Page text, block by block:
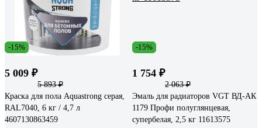
-15%
5 009 ₽
5 893 ₽
Краска для пола Aquastrong серая,
RAL7040, 6 кг / 4,7 л
4607130863459
-15%
1 754 ₽
2 063 ₽
Эмаль для радиаторов VGT ВД-АК
1179 Профи полуглянцевая,
супербелая, 2,5 кг 11613575